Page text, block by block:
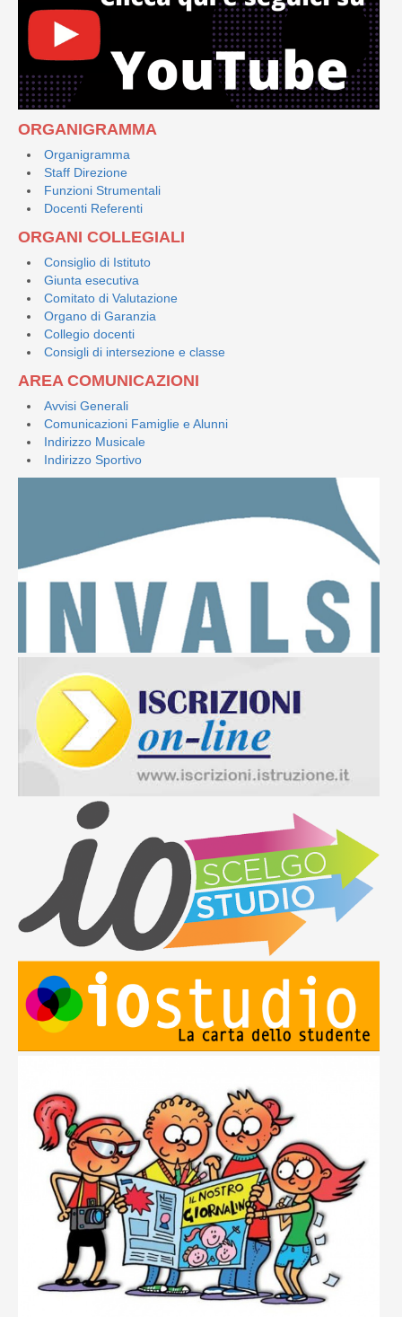
ORGANIGRAMMA
Organigramma
Staff Direzione
Funzioni Strumentali
Docenti Referenti
ORGANI COLLEGIALI
Consiglio di Istituto
Giunta esecutiva
Comitato di Valutazione
Organo di Garanzia
Collegio docenti
Consigli di intersezione e classe
AREA COMUNICAZIONI
Avvisi Generali
Comunicazioni Famiglie e Alunni
Indirizzo Musicale
Indirizzo Sportivo